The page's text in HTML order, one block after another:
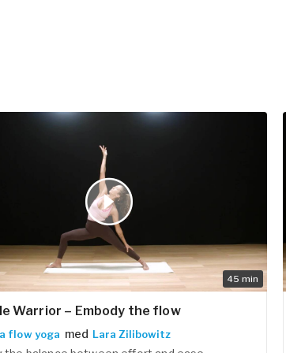
45 min
Warrior – Embody the flow
flow yoga med Lara Zilibowitz